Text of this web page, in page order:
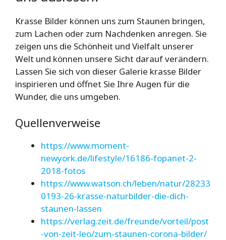
Krasse Bilder können uns zum Staunen bringen,
zum Lachen oder zum Nachdenken anregen. Sie
zeigen uns die Schönheit und Vielfalt unserer
Welt und können unsere Sicht darauf verändern.
Lassen Sie sich von dieser Galerie krasse Bilder
inspirieren und öffnet Sie Ihre Augen für die
Wunder, die uns umgeben.
Quellenverweise
https://www.moment-
newyork.de/lifestyle/16186-fopanet-2-
2018-fotos
https://www.watson.ch/leben/natur/28233
0193-26-krasse-naturbilder-die-dich-
staunen-lassen
https://verlag.zeit.de/freunde/vorteil/post
-von-zeit-leo/zum-staunen-corona-bilder/